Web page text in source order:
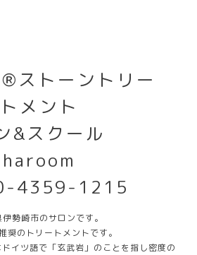
ストーントリー
トメント
&スクール
haroom
4359-1215
勢崎市のサロンです。
奨のトリートメントです。
イツ語で「玄武岩」のことを指し密度の